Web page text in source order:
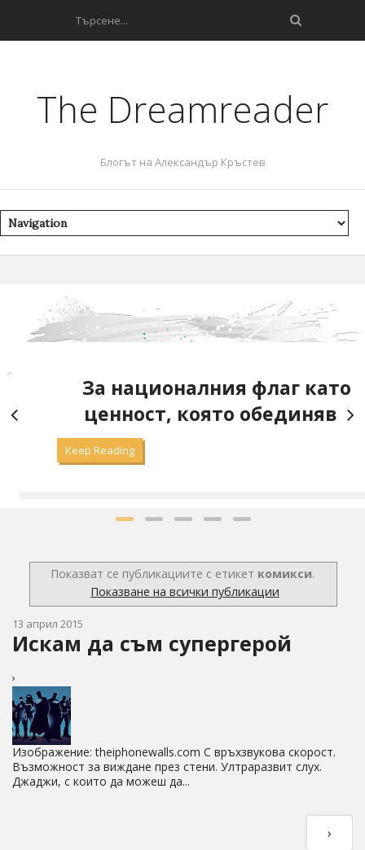
The Dreamreader
Блогът на Александър Кръстев
За националния флаг като
ценност, която обединява
Keep Reading
Показват се публикациите с етикет комикси.
Показване на всички публикации
13 април 2015
Искам да съм супергерой
›
Изображение: theiphonewalls.com С връхзвукова скорост.
Възможност за виждане през стени. Ултраразвит слух.
Джаджи, с които да можеш да...
›